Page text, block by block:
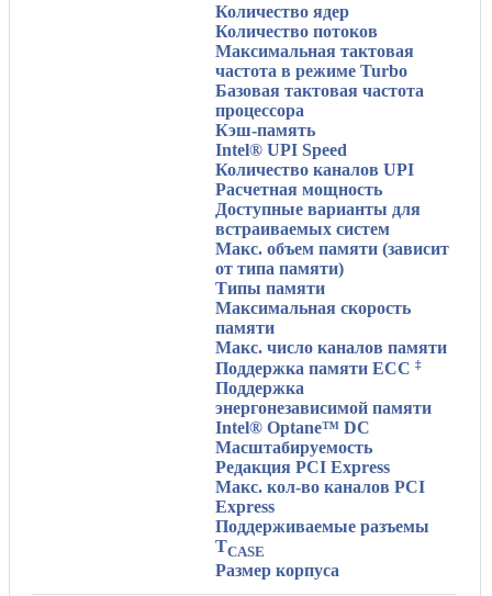
Количество ядер
Количество потоков
Максимальная тактовая
частота в режиме Turbo
Базовая тактовая частота
процессора
Кэш-память
Intel® UPI Speed
Количество каналов UPI
Расчетная мощность
Доступные варианты для
встраиваемых систем
Макс. объем памяти (зависит
от типа памяти)
Типы памяти
Максимальная скорость
памяти
Макс. число каналов памяти
Поддержка памяти ECC‡
Поддержка
энергонезависимой памяти
Intel® Optane™ DC
Масштабируемость
Редакция PCI Express
Макс. кол-во каналов PCI
Express
Поддерживаемые разъемы
TCASE
Размер корпуса